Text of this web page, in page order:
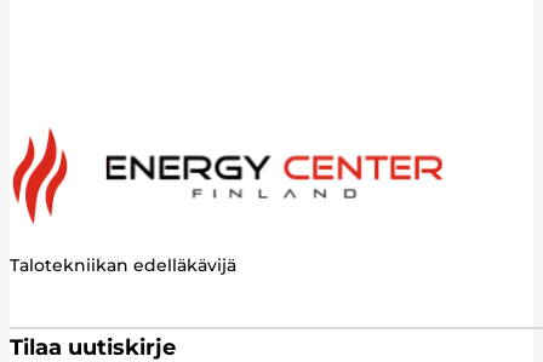
Talotekniikan edelläkävijä
Tilaa uutiskirje